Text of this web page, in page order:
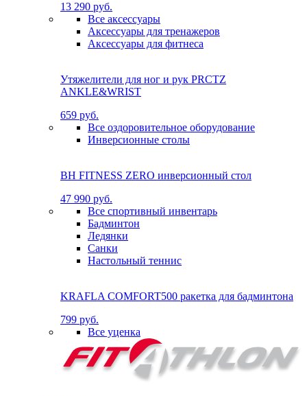
13 290 руб.
Все аксессуары
Аксессуары для тренажеров
Аксессуары для фитнеса
Утяжелители для ног и рук PRCTZ
ANKLE&WRIST
659 руб.
Все оздоровительное оборудование
Инверсионные столы
BH FITNESS ZERO инверсионный стол
47 990 руб.
Все спортивный инвентарь
Бадминтон
Ледянки
Санки
Настольный теннис
KRAFLA COMFORT500 ракетка для бадминтона
799 руб.
Все уценка